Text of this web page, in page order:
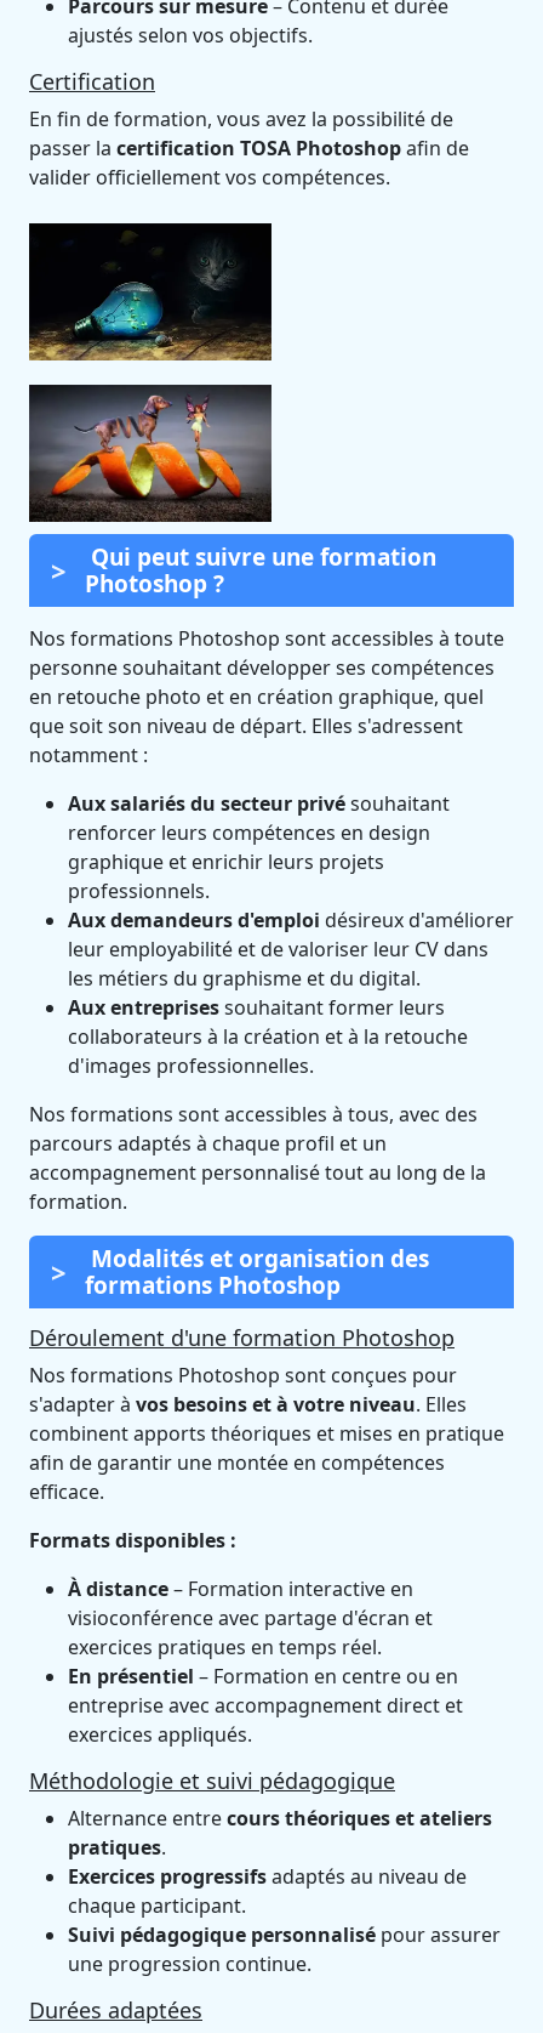
Parcours sur mesure– Contenu et durée
ajustés selon vos objectifs.
Certification
En fin de formation, vous avez la possibilité de
passer la certification TOSA Photoshopafin de
valider officiellement vos compétences.
Qui peut suivre une formation
Photoshop ?
Nos formations Photoshop sont accessibles à toute
personne souhaitant développer ses compétences
en retouche photo et en création graphique, quel
que soit son niveau de départ. Elles s'adressent
notamment :
Aux salariés du secteur privésouhaitant
renforcer leurs compétences en design
graphique et enrichir leurs projets
professionnels.
Aux demandeurs d'emploi désireux d'améliorer
leur employabilité et de valoriser leur CV dans
les métiers du graphisme et du digital.
Aux entreprisessouhaitant former leurs
collaborateurs à la création et à la retouche
d'images professionnelles.
Nos formations sont accessibles à tous, avec des
parcours adaptés à chaque profil et un
accompagnement personnalisé tout au long de la
formation.
Modalités et organisation des
formations Photoshop
Déroulement d'une formation Photoshop
Nos formations Photoshop sont conçues pour
s'adapter à vos besoins et à votre niveau. Elles
combinent apports théoriques et mises en pratique
afin de garantir une montée en compétences
efficace.
Formats disponibles :
À distance– Formation interactive en
visioconférence avec partage d'écran et
exercices pratiques en temps réel.
En présentiel – Formation en centre ou en
entreprise avec accompagnement direct et
exercices appliqués.
Méthodologie et suivi pédagogique
Alternance entrecours théoriques et ateliers
pratiques.
Exercices progressifsadaptés au niveau de
chaque participant.
Suivi pédagogique personnalisé pour assurer
une progression continue.
Durées adaptées